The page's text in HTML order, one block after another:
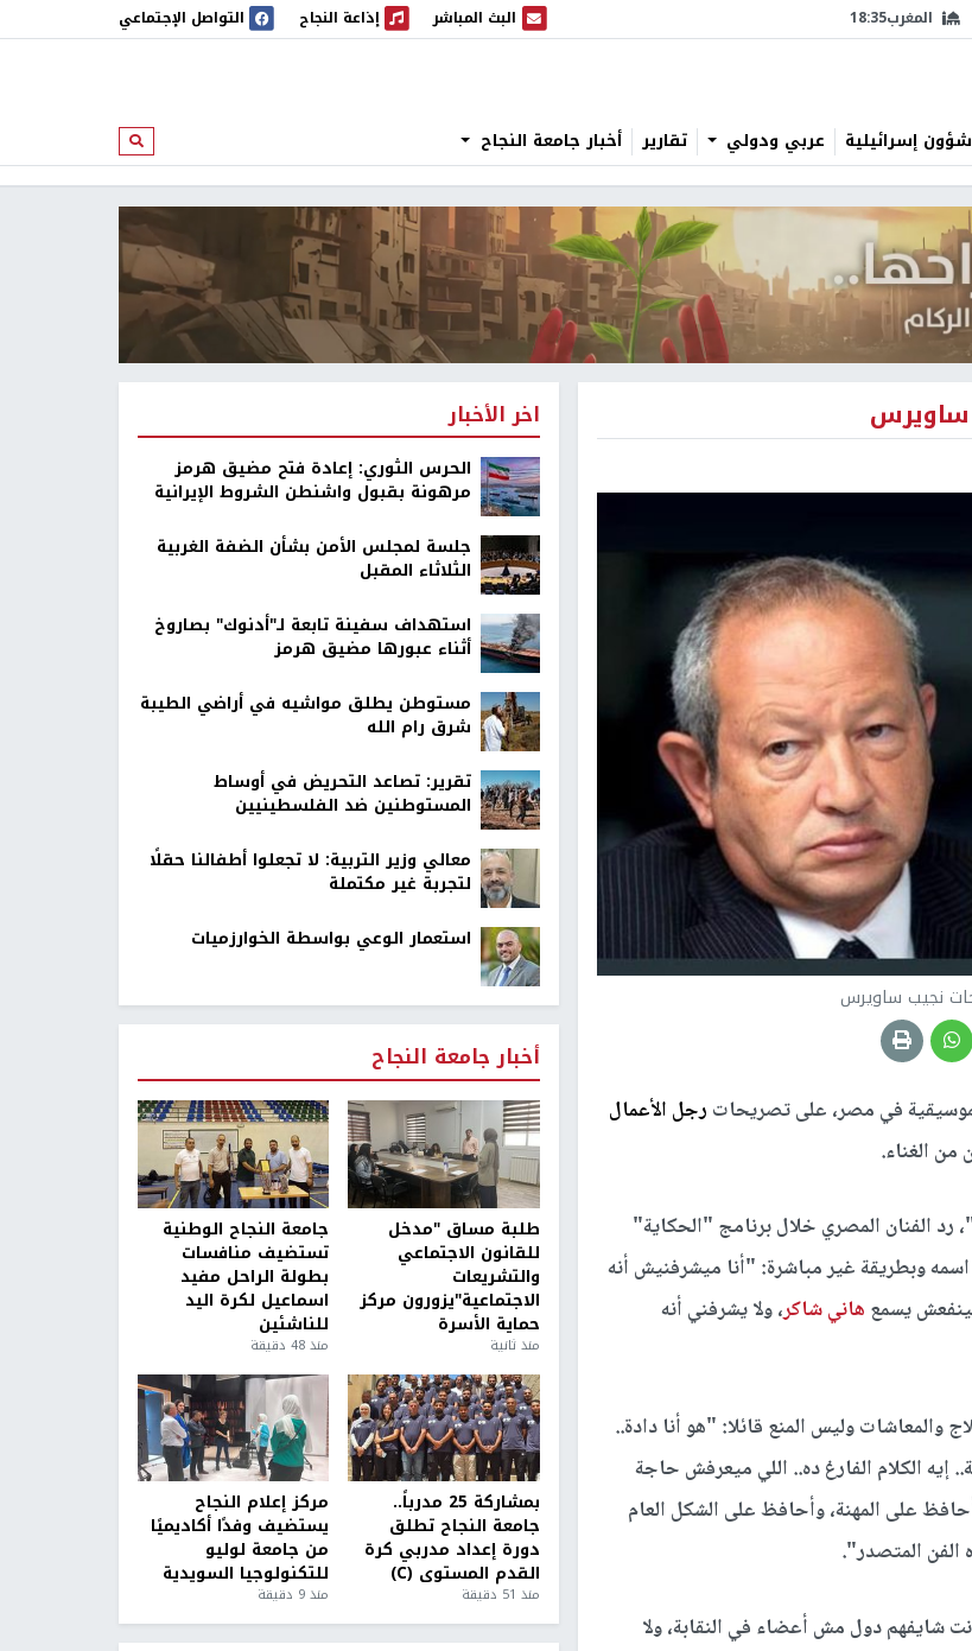
المغرب18:35 البث المباشر
البث المباشر إذاعة النجاح
إذاعة النجاح التواصل الإجتماعي
شؤون إسرائيلية عربي ودولي تقارير أخبار جامعة النجاح ابحث
ساويرس
نجيب ساويرس
في مصر، على تصريحات رجل الأعمال
من الغناء.
رد الفنان المصري خلال برنامج "الحكاية"
وبطريقة غير مباشرة: "أنا ميشرفنيش أنه
يسمع هاني شاكر، ولا يشرفني أنه
والمعاشات وليس المنع قائلا: "هو أنا دادة..
إيه الكلام الفارغ ده.. اللي ميعرفش حاجة
على المهنة، وأحافظ على الشكل العام
المتصدر".
شايفهم دول مش أعضاء في النقابة، ولا
اخر الأخبار
الحرس الثوري: إعادة فتح مضيق هرمز
مرهونة بقبول واشنطن الشروط الإيرانية
جلسة لمجلس الأمن بشأن الضفة الغربية
الثلاثاء المقبل
استهداف سفينة تابعة لـ"أدنوك" بصاروخ
أثناء عبورها مضيق هرمز
مستوطن يطلق مواشيه في أراضي الطيبة
شرق رام الله
تقرير: تصاعد التحريض في أوساط
المستوطنين ضد الفلسطينيين
معالي وزير التربية: لا تجعلوا أطفالنا حقلًا
لتجربة غير مكتملة
استعمار الوعي بواسطة الخوارزميات
أخبار جامعة النجاح
طلبة مساق "مدخل
للقانون الاجتماعي
والتشريعات
الاجتماعية"يزورون مركز
حماية الأسرة
منذ ثانية
جامعة النجاح الوطنية
تستضيف منافسات
بطولة الراحل مفيد
اسماعيل لكرة اليد
للناشئين
منذ 48 دقيقة
بمشاركة 25 مدرباً..
جامعة النجاح تطلق
دورة إعداد مدربي كرة
القدم المستوى (C)
منذ 51 دقيقة
مركز إعلام النجاح
يستضيف وفدًا أكاديميًا
من جامعة لوليو
للتكنولوجيا السويدية
منذ 9 دقيقة